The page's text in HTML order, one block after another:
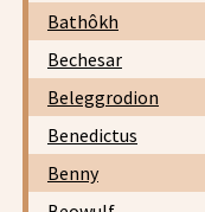
Bathôkh
Bechesar
Beleggrodion
Benedictus
Benny